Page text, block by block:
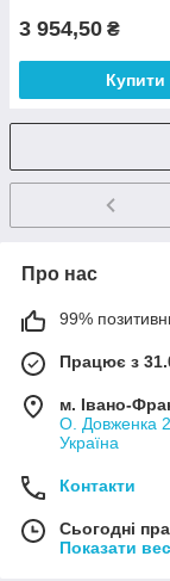
3 954,50 ₴
Купити
Про нас
99%
Працює з
м. Івано-
О. Довженка
Україна
Контакти
Сьогодні
Показати